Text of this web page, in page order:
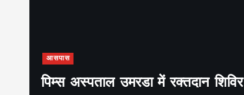
आसपास
पिम्स अस्पताल उमरडा में रक्तदान शिविर